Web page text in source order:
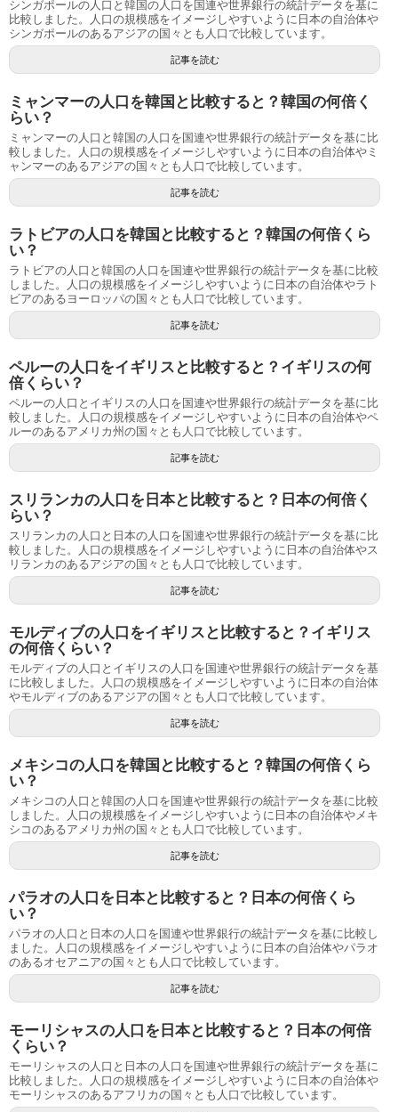
シンガポールの人口と韓国の人口を国連や世界銀行の統計データを基に
比較しました。人口の規模感をイメージしやすいように日本の自治体や
シンガポールのあるアジアの国々とも人口で比較しています。
記事を読む
ミャンマーの人口を韓国と比較すると？韓国の何倍く
らい？
ミャンマーの人口と韓国の人口を国連や世界銀行の統計データを基に比
較しました。人口の規模感をイメージしやすいように日本の自治体やミ
ャンマーのあるアジアの国々とも人口で比較しています。
記事を読む
ラトビアの人口を韓国と比較すると？韓国の何倍くら
い？
ラトビアの人口と韓国の人口を国連や世界銀行の統計データを基に比較
しました。人口の規模感をイメージしやすいように日本の自治体やラト
ビアのあるヨーロッパの国々とも人口で比較しています。
記事を読む
ペルーの人口をイギリスと比較すると？イギリスの何
倍くらい？
ペルーの人口とイギリスの人口を国連や世界銀行の統計データを基に比
較しました。人口の規模感をイメージしやすいように日本の自治体やペ
ルーのあるアメリカ州の国々とも人口で比較しています。
記事を読む
スリランカの人口を日本と比較すると？日本の何倍く
らい？
スリランカの人口と日本の人口を国連や世界銀行の統計データを基に比
較しました。人口の規模感をイメージしやすいように日本の自治体やス
リランカのあるアジアの国々とも人口で比較しています。
記事を読む
モルディブの人口をイギリスと比較すると？イギリス
の何倍くらい？
モルディブの人口とイギリスの人口を国連や世界銀行の統計データを基
に比較しました。人口の規模感をイメージしやすいように日本の自治体
やモルディブのあるアジアの国々とも人口で比較しています。
記事を読む
メキシコの人口を韓国と比較すると？韓国の何倍くら
い？
メキシコの人口と韓国の人口を国連や世界銀行の統計データを基に比較
しました。人口の規模感をイメージしやすいように日本の自治体やメキ
シコのあるアメリカ州の国々とも人口で比較しています。
記事を読む
パラオの人口を日本と比較すると？日本の何倍くら
い？
パラオの人口と日本の人口を国連や世界銀行の統計データを基に比較し
ました。人口の規模感をイメージしやすいように日本の自治体やパラオ
のあるオセアニアの国々とも人口で比較しています。
記事を読む
モーリシャスの人口を日本と比較すると？日本の何倍
くらい？
モーリシャスの人口と日本の人口を国連や世界銀行の統計データを基に
比較しました。人口の規模感をイメージしやすいように日本の自治体や
モーリシャスのあるアフリカの国々とも人口で比較しています。